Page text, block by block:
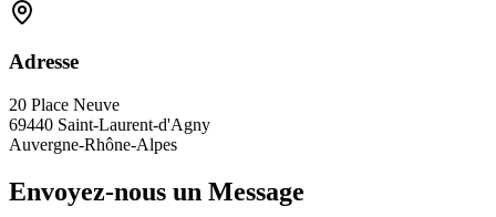
Adresse
20 Place Neuve
69440 Saint-Laurent-d'Agny
Auvergne-Rhône-Alpes
Envoyez-nous un Message